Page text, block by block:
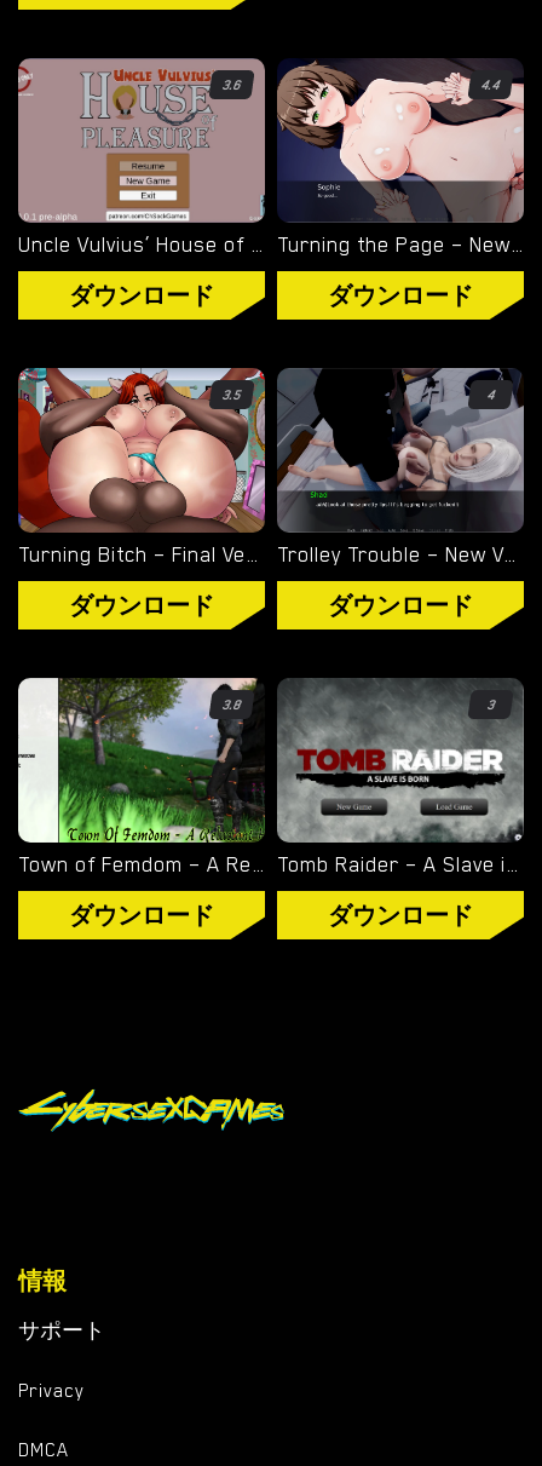
3.6
Uncle Vulvius’ House of Pleasure – New Version 0.14.1 [CherrySock]
ダウンロード
4.4
Turning the Page – New Version 0.20.1 [Azienda]
ダウンロード
3.5
Turning Bitch – Final Version (Full Game) [NowaJoestar]
ダウンロード
4
Trolley Trouble – New Version 0.19.0 [NTRaction]
ダウンロード
3.8
Town of Femdom – A Reluctant Hero – New Version 0.34 [jinjonkun]
ダウンロード
3
Tomb Raider – A Slave is Born – Version 1.2 [Junkymana]
ダウンロード
情報
サポート
Privacy
DMCA